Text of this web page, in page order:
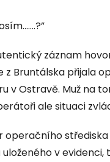
záznam
z Bruntálska přijala
v Ostravě. Muž na
ale situaci
střediska
v evidenci,